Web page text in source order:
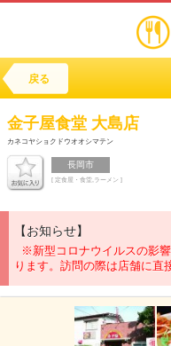
戻る
金子屋食堂 大島店
カネコヤショクドウオオシマテン
長岡市
[ 定食屋・食堂,ラーメン ]
【お知らせ】
※新型コロナウイルスの影
ります。訪問の際は店舗に直